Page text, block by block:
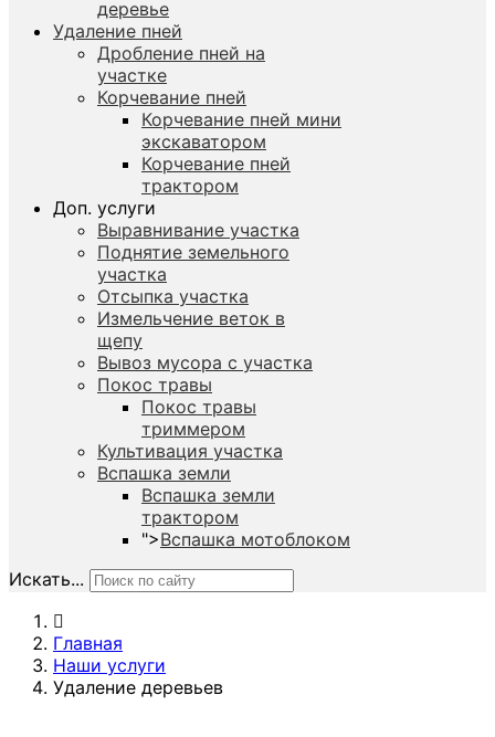
деревье
Удаление пней
Дробление пней на
участке
Корчевание пней
Корчевание пней мини
экскаватором
Корчевание пней
трактором
Доп. услуги
Выравнивание участка
Поднятие земельного
участка
Отсыпка участка
Измельчение веток в
щепу
Вывоз мусора с участка
Покос травы
Покос травы
триммером
Культивация участка
Вспашка земли
Вспашка земли
трактором
">Вспашка мотоблоком
Искать...
Главная
Наши услуги
Удаление деревьев